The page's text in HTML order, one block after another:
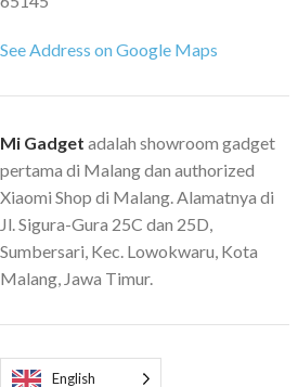
Heat Sink Vacuum cleaner Xiaomi ini
terletak di bawah sehingga dapat
dengan mudah mendispersi panas dan
muncul. Split Dust Cup Design
Vacuum cleaner ini memiliki dust bin
dengan desain split cup di mana
membuatnya sangat mudah untuk
membuang debu dan kotoran yang
ada serta membersihkannya
Material : ABS + PC Dimensi : 114.9 x
See Address on Google Maps
Mi Gadget adalah showroom gadget
pertama di Malang dan authorized
Xiaomi Shop di Malang. Alamatnya di
Jl. Sigura-Gura 25C dan 25D,
Sumbersari, Kec. Lowokwaru, Kota
Malang, Jawa Timur.
English